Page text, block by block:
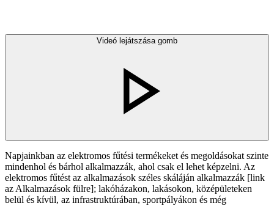
Videó lejátszása gomb
Napjainkban az elektromos fűtési termékeket és megoldásokat szinte
mindenhol és bárhol alkalmazzák, ahol csak el lehet képzelni. Az
elektromos fűtést az alkalmazások széles skáláján alkalmazzák [link
az Alkalmazások fülre]; lakóházakon, lakásokon, középületeken
belül és kívül, az infrastruktúrában, sportpályákon és még